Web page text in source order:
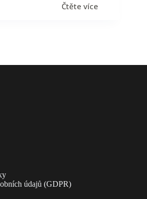
Čtěte více
údajů (GDPR)